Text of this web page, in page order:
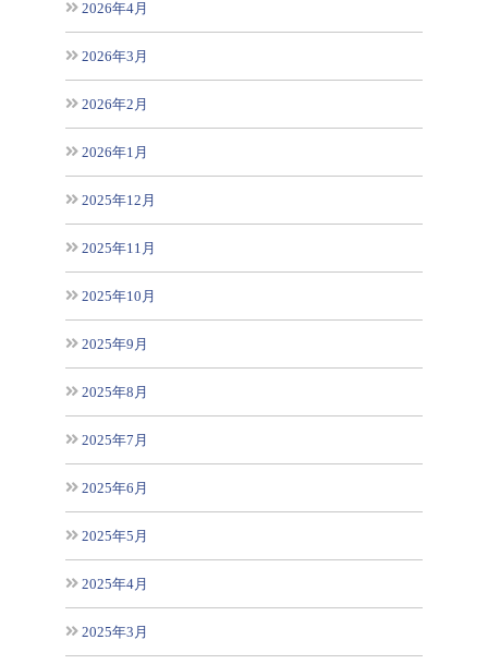
2026年4月
2026年3月
2026年2月
2026年1月
2025年12月
2025年11月
2025年10月
2025年9月
2025年8月
2025年7月
2025年6月
2025年5月
2025年4月
2025年3月